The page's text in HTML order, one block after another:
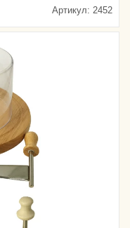
Артикул: 2452